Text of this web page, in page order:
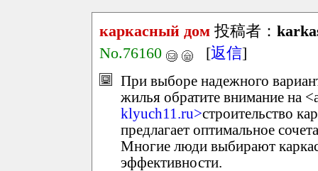
каркасный дом 投稿者：
No.76160
[返信]
При выборе надежного
жилья обратите внимание на
klyuch11.ru>строительство
предлагает оптимальное
Многие люди выбирают
эффективности.